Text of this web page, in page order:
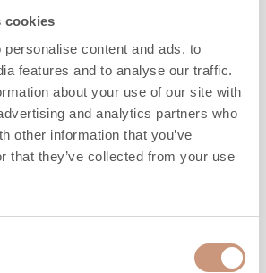
cookies
content and ads, to
features and to analyse our traffic.
about your use of our site with
and analytics partners who
other information that you’ve
that they’ve collected from your use
1355-1805mm
520 mm
440 mm
540-